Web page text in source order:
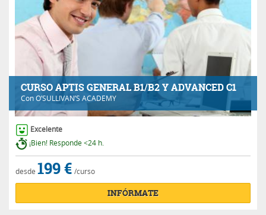
CURSO APTIS GENERAL B1/B2 Y ADVANCED C1
ConO’SULLIVAN’S ACADEMY
Excelente
¡Bien! Responde <24 h.
desde 199 € /curso
INFÓRMATE